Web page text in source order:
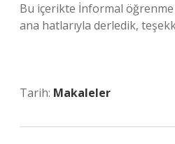
Bu içerikte İnformal
ana hatlarıyla derledik,
Tarih: Makaleler